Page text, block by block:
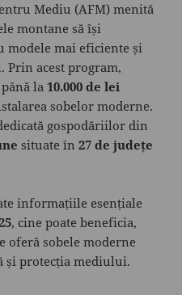
Mediu (AFM) menită
montane să își
modele mai eficiente și
Prin acest program,
la10.000 de lei
sobelor moderne.
gospodăriilor din
situate în27 de județe
informațiile esențiale
, cine poate beneficia,
oferă sobele moderne
și protecția mediului.